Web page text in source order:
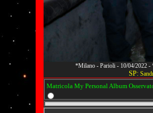
*Milano - Parioli - 10/04/2022
SP:
Matricola My Personal Album